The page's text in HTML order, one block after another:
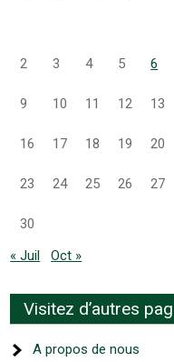
2 3 4 5 6
9 10 11 12 13
16 17 18 19 20
23 24 25 26 27
30
« Juil
Oct »
Visitez d’autres
A propos de nous